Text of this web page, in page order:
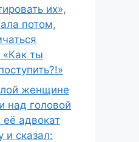
их»,
потом,
«Как ты
женщине
над головой
адвокат
и сказал: